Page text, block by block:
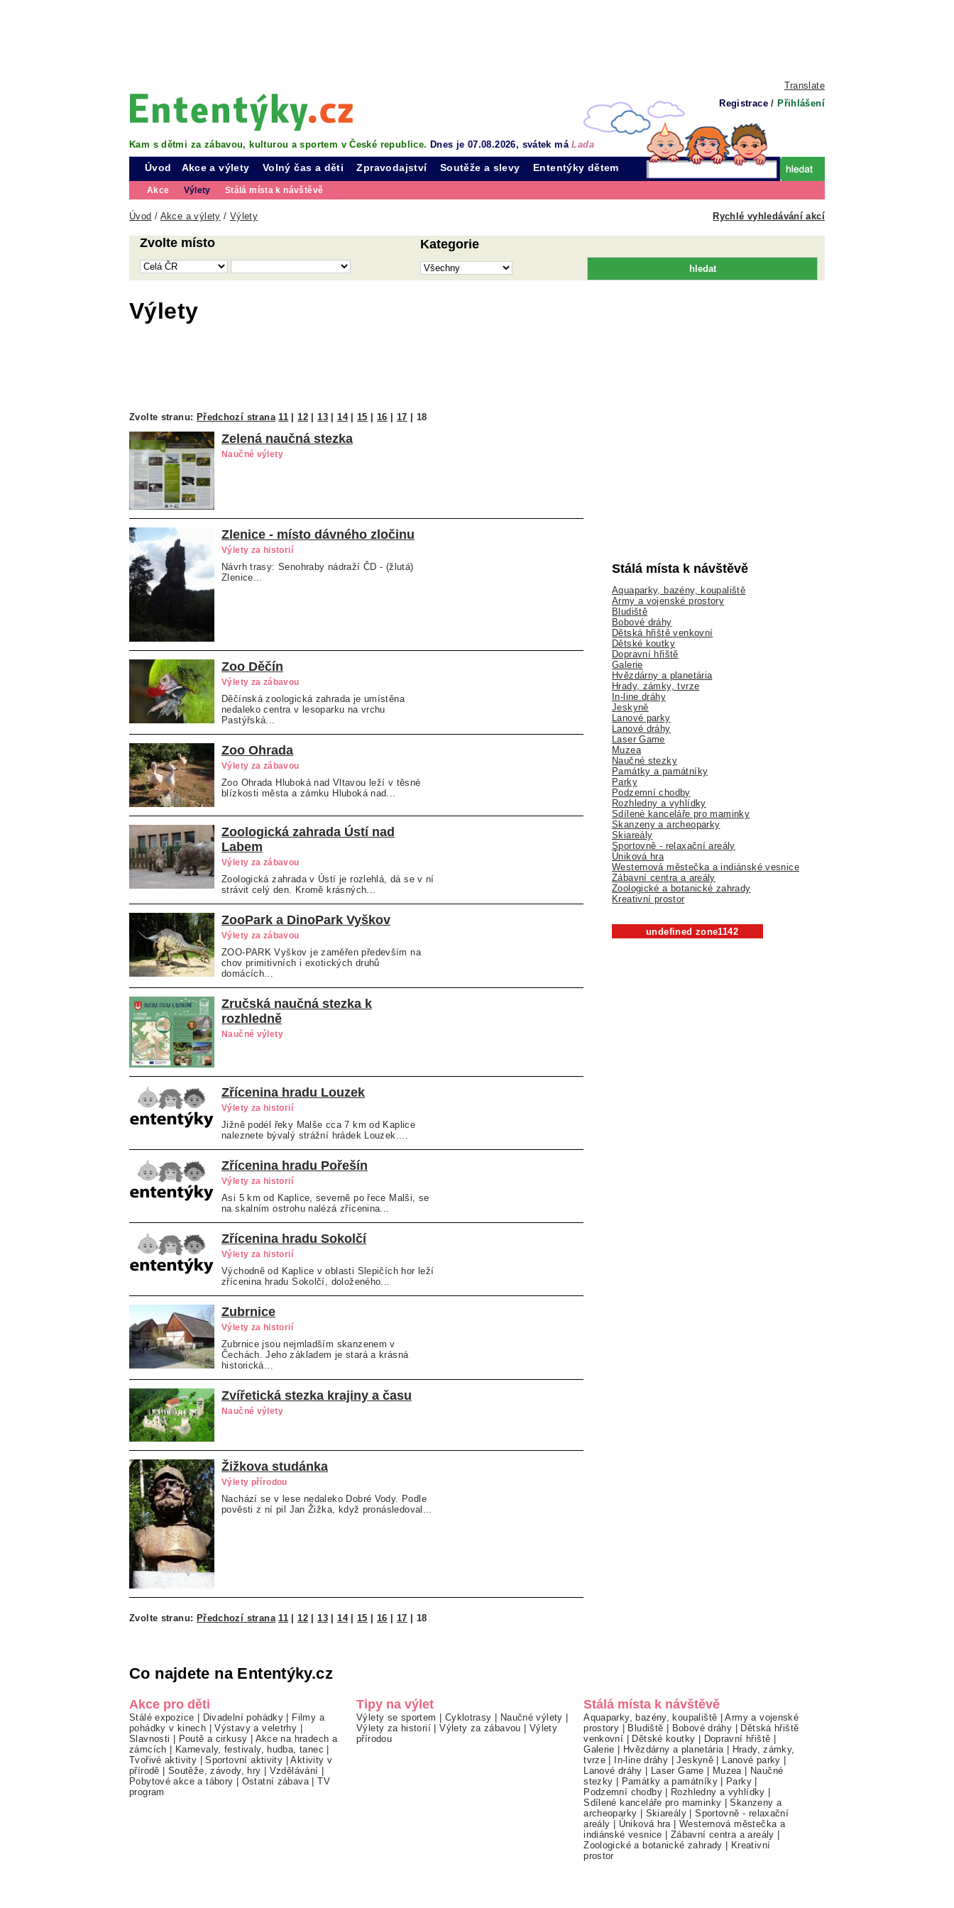
Translate
Registrace / Přihlášení
Kam s dětmi za zábavou, kulturou a sportem v České republice. Dnes je 07.08.2026, svátek máLada
Úvod Akce a výlety
Akce Výlety Stálá místa k návštěvě
Volný čas a děti Zpravodajství Soutěže a slevy Ententýky dětem
Rychlé vyhledávání akcí
Úvod / Akce a výlety / Výlety
Zvolte místo Kategorie
Výlety
Zvolte stranu: Předchozí strana 11 |12 |13|14|15 16 17 18
Zelená naučná stezka
Naučné výlety
Zlenice - místo dávného zločinu
Výlety za historií
Návrh trasy: Senohraby nádraží ČD - (žlutá)
Zlenice...
Zoo Děčín
Výlety za zábavou
Děčínská zoologická zahrada je umístěna
nedaleko centra v lesoparku na vrchu
Pastýřská...
Zoo Ohrada
Výlety za zábavou
Zoo Ohrada Hluboká nad Vltavou leží v těsné
blízkosti města a zámku Hluboká nad...
Zoologická zahrada Ústí nad
Labem
Výlety za zábavou
Zoologická zahrada v Ústí je rozlehlá, dá se v ní
strávit celý den. Kromě krásných...
ZooPark a DinoPark Vyškov
Výlety za zábavou
ZOO-PARK Vyškov je zaměřen především na
chov primitivních i exotických druhů
domácích...
Zručská naučná stezka k
rozhledně
Naučné výlety
Zřícenina hradu Louzek
Výlety za historií
Jižně podél řeky Malše cca 7 km od Kaplice
naleznete bývalý strážní hrádek Louzek....
Zřícenina hradu Pořešín
Výlety za historií
Asi 5 km od Kaplice, severně po řece Malši, se
na skalním ostrohu nalézá zřícenina...
Zřícenina hradu Sokolčí
Výlety za historií
Východně od Kaplice v oblasti Slepičích hor leží
zřícenina hradu Sokolčí, doloženého...
Zubrnice
Výlety za historií
Zubrnice jsou nejmladším skanzenem v
Čechách. Jeho základem je stará a krásná
historická...
Zvířetická stezka krajiny a času
Naučné výlety
Žižkova studánka
Výlety přírodou
Nachází se v lese nedaleko Dobré Vody. Podle
pověsti z ní pil Jan Žižka, když pronásledoval...
Zvolte stranu: Předchozí strana 11 |12 |13|14|15 16 17 18
Stálá místa k návštěvě
Aquaparky, bazény, koupaliště
Army a vojenské prostory
Bludiště
Bobové dráhy
Dětská hřiště venkovní
Dětské koutky
Dopravní hřiště
Galerie
Hvězdárny a planetária
Hrady, zámky, tvrze
In-line dráhy
Jeskyně
Lanové parky
Lanové dráhy
Laser Game
Muzea
Naučné stezky
Památky a památníky
Parky
Podzemní chodby
Rozhledny a vyhlídky
Sdílené kanceláře pro maminky
Skanzeny a archeoparky
Skiareály
Sportovně - relaxační areály
Úniková hra
Westernová městečka a indiánské vesnice
Zábavní centra a areály
Zoologické a botanické zahrady
Kreativní prostor
undefined zone1142
Co najdete na Ententýky.cz
Akce pro děti
Stálé expozice Divadelní pohádky
Filmy a
pohádky v kinech |Výstavy a veletrhy
Slavnosti
Poutě a cirkusy
Akce na hradech a
zámcích
Karnevaly, festivaly, hudba, tanec
Tvořivé aktivity |Sportovní aktivity |Aktivity v
přírodě
Soutěže, závody, hry Vzdělávání
Pobytové akce a tábory
Ostatní zábava|TV
program
Tipy na výlet
Výlety se sportem Cyklotrasy Naučné výlety
Výlety za historií |Výlety za zábavou
Výlety
přírodou
Stálá místa k návštěvě
Aquaparky, bazény, koupaliště |Army a vojenské
prostory
Bludiště Bobové dráhy
Dětská hřiště
venkovní
Dětské koutky Dopravní hřiště
Galerie
Hvězdárny a planetária|
Hrady, zámky,
tvrze
In-line dráhy |Jeskyně Lanové parky
Lanové dráhy
Laser Game Muzea|
Naučné
stezky
Památky a památníky| Parky
Podzemní chodby| Rozhledny a vyhlídky
Sdílené kanceláře pro maminky |Skanzeny a
archeoparky
Skiareály |Sportovně - relaxační
areály
Úniková hra|Westernová městečka a
indiánské vesnice
Zábavní centra a areály
Zoologické a botanické zahrady
Kreativní
prostor